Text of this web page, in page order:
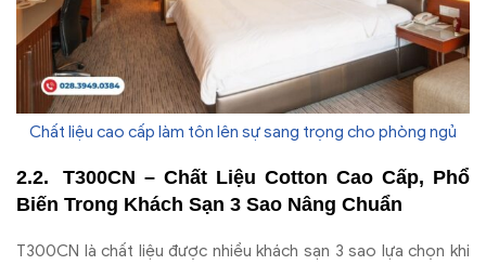
Chất liệu cao cấp làm tôn lên sự sang trọng cho phòng ngủ
T300CN – Chất Liệu Cotton Cao Cấp, Phổ
Biến Trong Khách Sạn 3 Sao Nâng Chuẩn
T300CN là chất liệu được nhiều khách sạn 3 sao lựa chọn khi